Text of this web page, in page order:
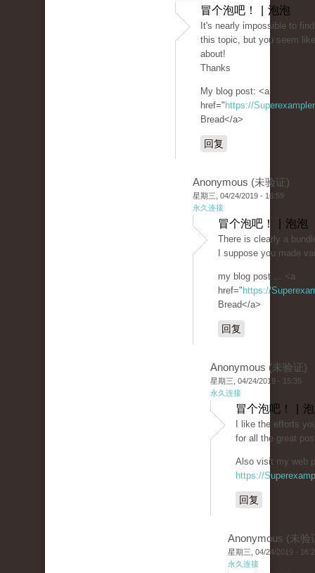
冒个泡吧！ | 泡泡
It's nearly impossible to
this topic, but you seem
about!
Thanks
My blog post: <a
href=" https://
Bread</a>
回复
Anonymous (未验证)
星期三, 04/24/2019 - 16:59
永久连接
冒个泡吧！ | 泡泡
There is clearly a
I suppose you made
my blog post ... <a
href=" https://
Bread</a>
回复
Anonymous (未验证)
星期三, 04/24/2019 - 15:35
永久连接
冒个泡吧！ |
I like the efforts
for all the great
Also visit my web
https://
回复
Anonymous (未验
星期三, 04/24/2019 -
永久连接